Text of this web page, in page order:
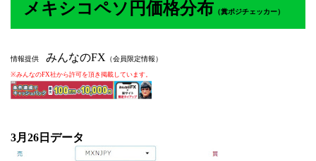
メキシコペソ円価格分布 （糞ポジチェッカー）
情報提供 みんなのFX （会員限定情報）
※みんなのFX社から許可を頂き掲載しています。
3月26 日データ